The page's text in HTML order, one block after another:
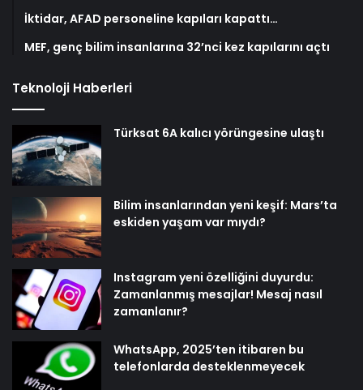
İktidar, AFAD personeline kapıları kapattı…
MEF, genç bilim insanlarına 32’nci kez kapılarını açtı
Teknoloji Haberleri
Türksat 6A kalıcı yörüngesine ulaştı
Bilim insanlarından yeni keşif: Mars’ta
eskiden yaşam var mıydı?
Instagram yeni özelliğini duyurdu:
Zamanlanmış mesajlar! Mesaj nasıl
zamanlanır?
WhatsApp, 2025’ten itibaren bu
telefonlarda desteklenmeyecek